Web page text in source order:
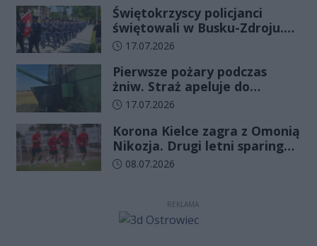
Świętokrzyscy policjanci
świętowali w Busku-Zdroju.
Czterdziestu nowych
ślubowanie
Data dodania artykułu:
17.07.2026
Pierwsze pożary podczas
żniw. Straż apeluje do
rolników o ostrożność
Data dodania artykułu:
17.07.2026
Korona Kielce zagra z Omonią
Nikozja. Drugi letni sparing
odbędzie się na EXBUD Arenie
Data dodania artykułu:
08.07.2026
REKLAMA